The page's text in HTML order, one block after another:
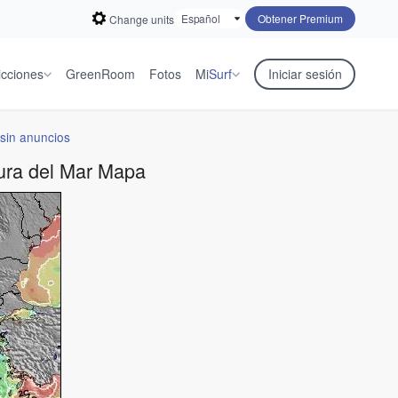
Change units Obtener Premium
GreenRoom Fotos MiSurf Iniciar sesión
anuncios
del Mar Mapa